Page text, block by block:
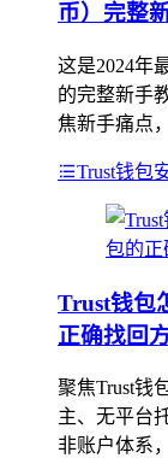
币）完整
这是2024年
的完整新手
焦新手痛点
Trust钱包
Trust钱包
正确找回
聚焦Trust钱
主、无平台
非账户体系